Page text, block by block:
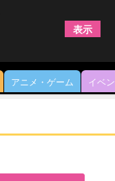
アニメ・ゲーム イベ
表示